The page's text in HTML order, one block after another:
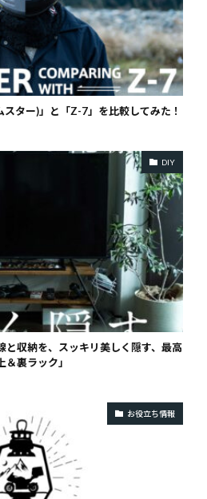
ター)」と「Z-7」を比較してみた！
DIY
と収納を、スッキリ美しく隠す、最高
裏ラック」
お役立ち情報